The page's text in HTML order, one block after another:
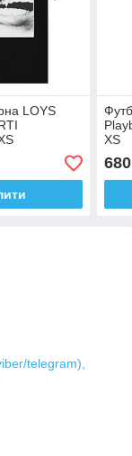
LOYS
XS
680
telegram),